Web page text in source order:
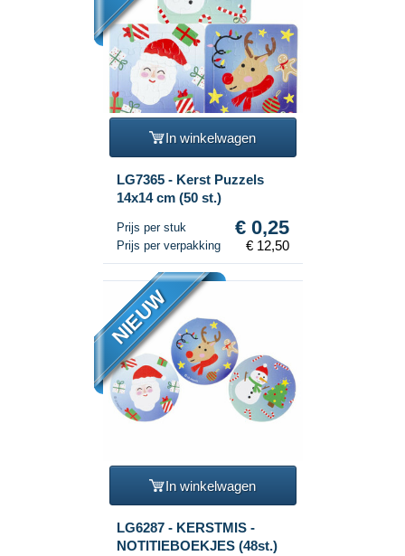
In winkelwagen
LG7365 - Kerst Puzzels
14x14 cm (50 st.)
Prijs per stuk € 0,25
Prijs per verpakking € 12,50
NIEUW
In winkelwagen
LG6287 - KERSTMIS -
NOTITIEBOEKJES (48st.)